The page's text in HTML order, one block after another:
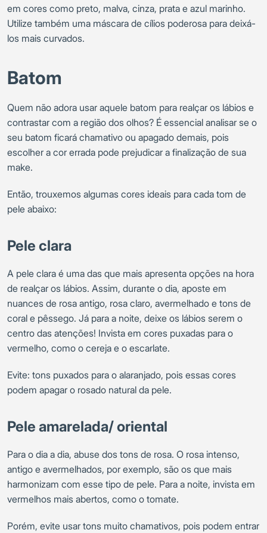
em cores como preto, malva, cinza, prata e azul marinho.
Utilize também uma máscara de cílios poderosa para deixá-
los mais curvados.
Batom
Quem não adora usar aquele batom para realçar os lábios e
contrastar com a região dos olhos? É essencial analisar se o
seu batom ficará chamativo ou apagado demais, pois
escolher a cor errada pode prejudicar a finalização de sua
make.
Então, trouxemos algumas cores ideais para cada tom de
pele abaixo:
Pele clara
A pele clara é uma das que mais apresenta opções na hora
de realçar os lábios. Assim, durante o dia, aposte em
nuances de rosa antigo, rosa claro, avermelhado e tons de
coral e pêssego. Já para a noite, deixe os lábios serem o
centro das atenções! Invista em cores puxadas para o
vermelho, como o cereja e o escarlate.
Evite: tons puxados para o alaranjado, pois essas cores
podem apagar o rosado natural da pele.
Pele amarelada/ oriental
Para o dia a dia, abuse dos tons de rosa. O rosa intenso,
antigo e avermelhados, por exemplo, são os que mais
harmonizam com esse tipo de pele. Para a noite, invista em
vermelhos mais abertos, como o tomate.
Porém, evite usar tons muito chamativos, pois podem entrar